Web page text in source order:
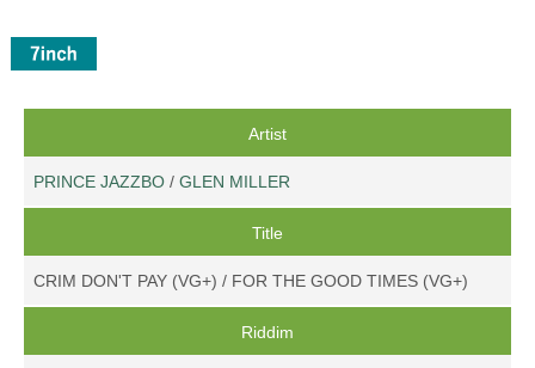
Artist
PRINCE JAZZBO /GLEN MILLER
Title
CRIM DON'T PAY (VG+) / FOR THE GOOD TIMES (VG+)
Riddim